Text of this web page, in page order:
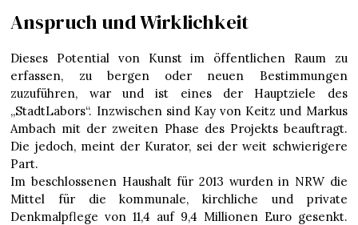
Anspruch und Wirklichkeit
Dieses Potential von Kunst im öffentlichen Raum zu
erfassen, zu bergen oder neuen Bestimmungen
zuzuführen, war und ist eines der Hauptziele des
„StadtLabors“. Inzwischen sind Kay von Keitz und Markus
Ambach mit der zweiten Phase des Projekts beauftragt.
Die jedoch, meint der Kurator, sei der weit schwierigere
Part.
Im beschlossenen Haushalt für 2013 wurden in NRW die
Mittel für die kommunale, kirchliche und private
Denkmalpflege von 11,4 auf 9,4 Millionen Euro gesenkt.